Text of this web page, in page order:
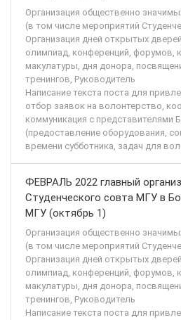
Организация общественно
(в том числе мероприятий
Организация дней открытых
олимпиад, конференций, форумов,
макулатуры, дня донора,
тренингов, Руководитель
Написание текста поста для
отбор заявок на волонтерство,
коммуникация с представителями
(предоставление оборудования,
времени субботника, задач для
ФЕВРАЛЬ 2022 главный
Студенческого совта МГУ в
МГУ (октябрь 1)
Организация общественно
(в том числе мероприятий
Организация дней открытых
олимпиад, конференций, форумов,
макулатуры, дня донора,
тренингов, Руководитель
Написание текста поста для